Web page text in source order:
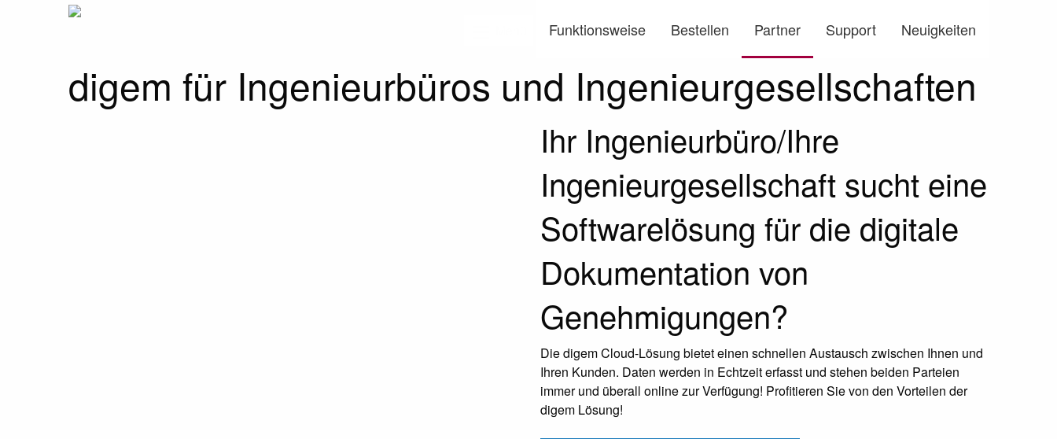
Funktionsweise Bestellen Partner Support Neuigkeiten
digem für Ingenieurbüros und Ingenieurgesellschaften
Ihr Ingenieurbüro/Ihre
Ingenieurgesellschaft sucht eine
Softwarelösung für die digitale
Dokumentation von
Genehmigungen?
Die digem Cloud-Lösung bietet einen schnellen Austausch zwischen Ihnen und
Ihren Kunden. Daten werden in Echtzeit erfasst und stehen beiden Parteien
immer und überall online zur Verfügung! Profitieren Sie von den Vorteilen der
digem Lösung!